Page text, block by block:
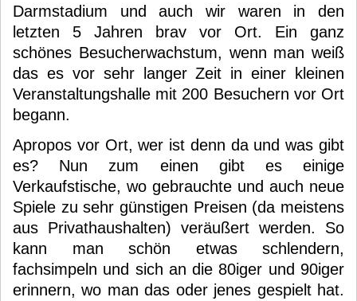
Darmstadium und auch wir waren in den
letzten 5 Jahren brav vor Ort. Ein ganz
schönes Besucherwachstum, wenn man weiß
das es vor sehr langer Zeit in einer kleinen
Veranstaltungshalle mit 200 Besuchern vor Ort
begann.
Apropos vor Ort, wer ist denn da und was gibt
es? Nun zum einen gibt es einige
Verkaufstische, wo gebrauchte und auch neue
Spiele zu sehr günstigen Preisen (da meistens
aus Privathaushalten) veräußert werden. So
kann man schön etwas schlendern,
fachsimpeln und sich an die 80iger und 90iger
erinnern, wo man das oder jenes gespielt hat.